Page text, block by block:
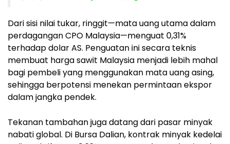
Dari sisi nilai tukar, ringgit—mata uang utama dalam
perdagangan CPO Malaysia—menguat 0,31%
terhadap dolar AS. Penguatan ini secara teknis
membuat harga sawit Malaysia menjadi lebih mahal
bagi pembeli yang menggunakan mata uang asing,
sehingga berpotensi menekan permintaan ekspor
dalam jangka pendek.
Tekanan tambahan juga datang dari pasar minyak
nabati global. Di Bursa Dalian, kontrak minyak kedelai